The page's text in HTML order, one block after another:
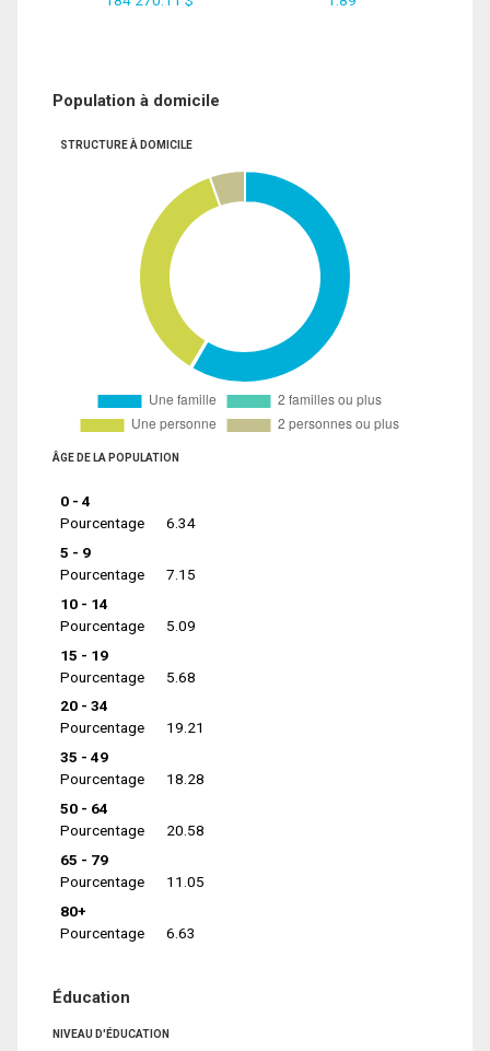
Population à domicile
STRUCTURE À DOMICILE
ÂGE DE LA POPULATION
0 - 4
Pourcentage
6.34
5 - 9
Pourcentage
7.15
10 - 14
Pourcentage
5.09
15 - 19
Pourcentage
5.68
20 - 34
Pourcentage
19.21
35 - 49
Pourcentage
18.28
50 - 64
Pourcentage
20.58
65 - 79
Pourcentage
11.05
80+
Pourcentage
6.63
Éducation
NIVEAU D'ÉDUCATION